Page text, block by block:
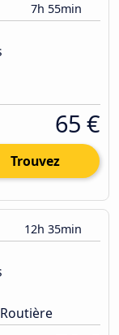
7h 55min
65 €
Trouvez
12h 35min